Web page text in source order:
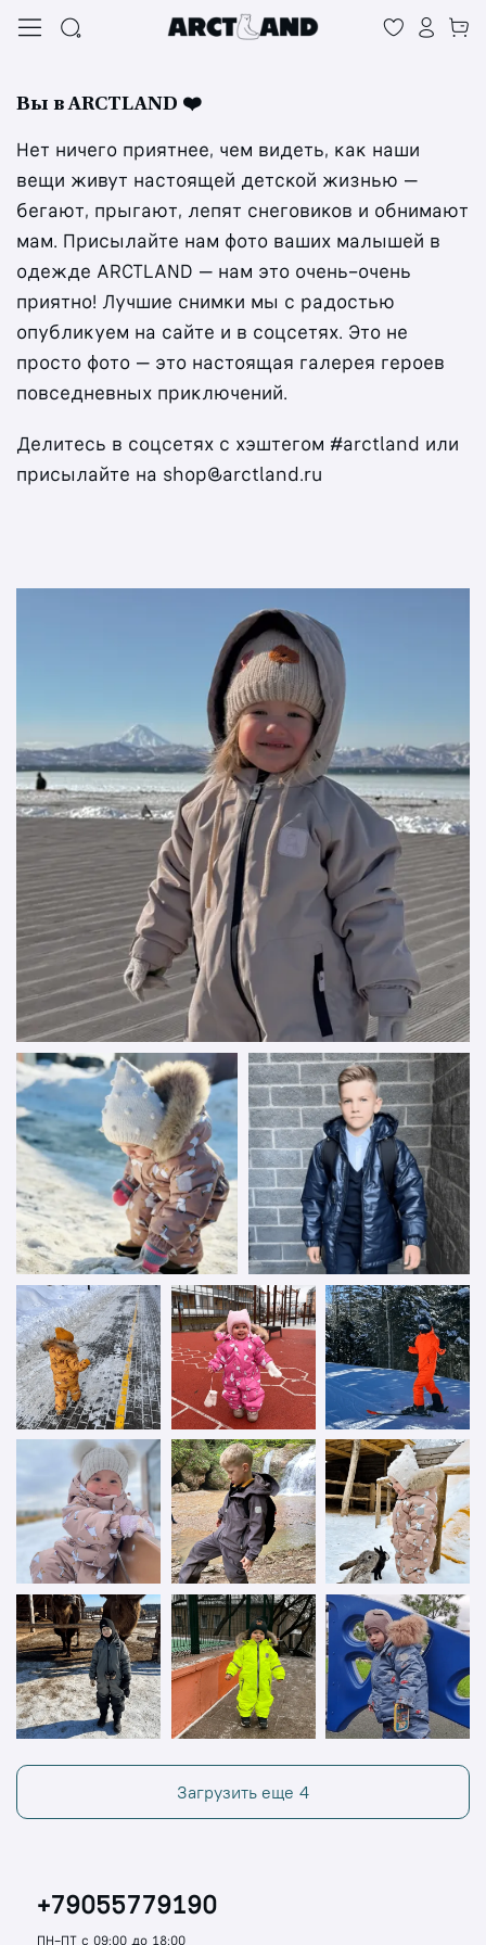
Вы в ARCTLAND ❤️
Нет ничего приятнее, чем видеть, как наши
вещи живут настоящей детской жизнью —
бегают, прыгают, лепят снеговиков и обнимают
мам. Присылайте нам фото ваших малышей в
одежде ARCTLAND — нам это очень-очень
приятно! Лучшие снимки мы с радостью
опубликуем на сайте и в соцсетях. Это не
просто фото — это настоящая галерея героев
повседневных приключений.
Делитесь в соцсетях с хэштегом #arctland или
присылайте на shop@arctland.ru
Загрузить еще 4
+79055779190
ПН-ПТ с 09:00 до 18:00